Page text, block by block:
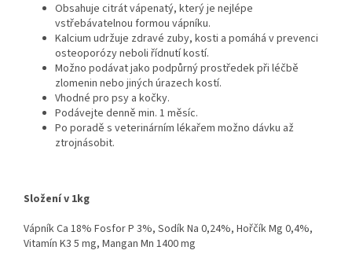
Obsahuje citrát vápenatý, který je nejlépe
vstřebávatelnou formou vápníku.
Kalcium udržuje zdravé zuby, kosti a pomáhá v prevenci
osteoporózy neboli řídnutí kostí.
Možno podávat jako podpůrný prostředek při léčbě
zlomenin nebo jiných úrazech kostí.
Vhodné pro psy a kočky.
Podávejte denně min. 1 měsíc.
Po poradě s veterinárním lékařem možno dávku až
ztrojnásobit.
Složení v 1kg
Vápník Ca 18% Fosfor P 3%, Sodík Na 0,24%, Hořčík Mg 0,4%,
Vitamín K3 5 mg, Mangan Mn 1400 mg